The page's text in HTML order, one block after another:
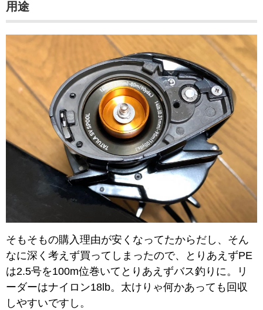
用途
そもそもの購入理由が安くなってたからだし、そん
なに深く考えず買ってしまったので、とりあえずPE
は2.5号を100m位巻いてとりあえずバス釣りに。リ
ーダーはナイロン18lb。太けりゃ何かあっても回収
しやすいですし。